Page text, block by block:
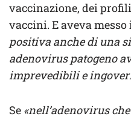
vaccinazione, dei
vaccini. E aveva
positiva anche di una
adenovirus patogeno
imprevedibili e
Se «nell’adenovirus